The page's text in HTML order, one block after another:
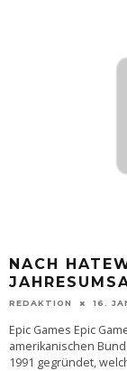
NACH
REDAKTION 16.
Epic Games Epic
amerikanischen
1991 gegründet,